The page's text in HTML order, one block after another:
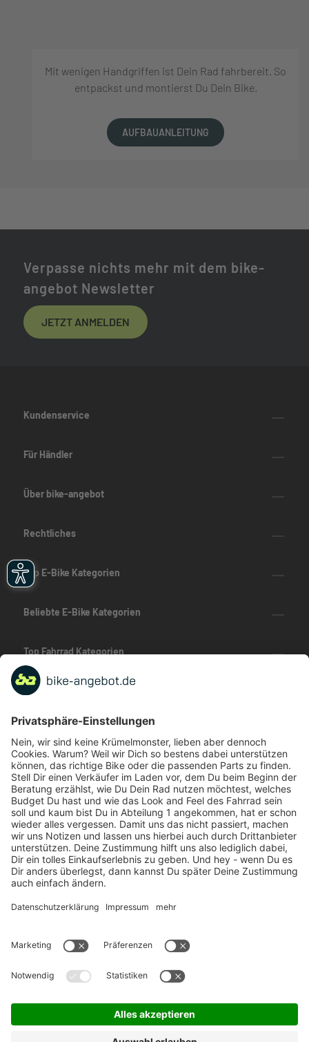
Mit wenigen Handgriffen ist Dein Rad fahrbereit. So
entpackst und montierst Du Dein Bike.
AUFBAUANLEITUNG
Verpasse nichts mehr mit dem bike-
angebot Newsletter
JETZT ANMELDEN
Kundenservice
Für Händler
Über bike-angebot
Rechtliches
Top E-Bike Kategorien
Beliebte E-Bike Kategorien
Top Fahrrad Kategorien
Beliebte Fahrrad-Kategorien
Marken-Highlights
TOP-Marken
ZAHLUNGSARTEN / RATENKAUF
FÜR ARBEITGEBER & ARBEITNEHMER